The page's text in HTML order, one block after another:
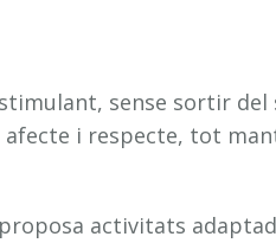
sense sortir
i respecte, tot
activitats